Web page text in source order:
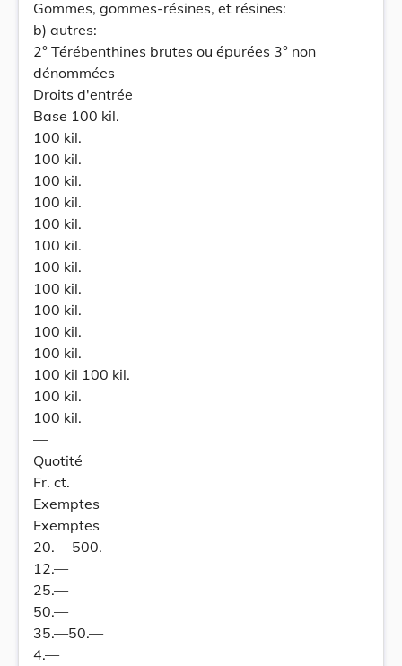
Gommes, gommes-résines, et résines:
b) autres:
2° Térébenthines brutes ou épurées 3° non
dénommées
Droits d'entrée
Base 100 kil.
100 kil.
100 kil.
100 kil.
100 kil.
100 kil.
100 kil.
100 kil.
100 kil.
100 kil.
100 kil.
100 kil.
100 kil 100 kil.
100 kil.
100 kil.
—
Quotité
Fr. ct.
Exemptes
Exemptes
20.— 500.—
12.—
25.—
50.—
35.—50.—
4.—